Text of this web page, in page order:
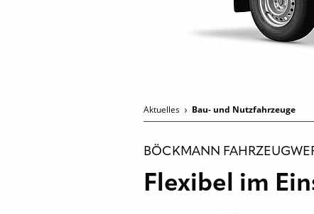
Aktuelles Bau- und Nutzfahrzeuge
BÖCKMANN
Flexibel im